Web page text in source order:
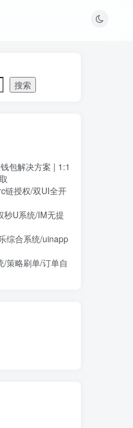
搜索
包解决方案 | 1:1
链授权/双UI全开
秒U系统/IM无提
综合系统/uinapp
/策略刷单/订单自